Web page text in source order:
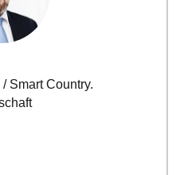
Smart Country.